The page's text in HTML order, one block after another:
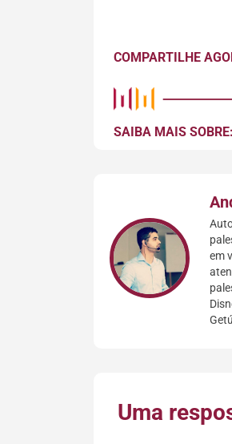
COMPARTILHE
SAIBA MAIS SOBRE:
em
Uma